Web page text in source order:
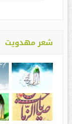
شعر مهدویت